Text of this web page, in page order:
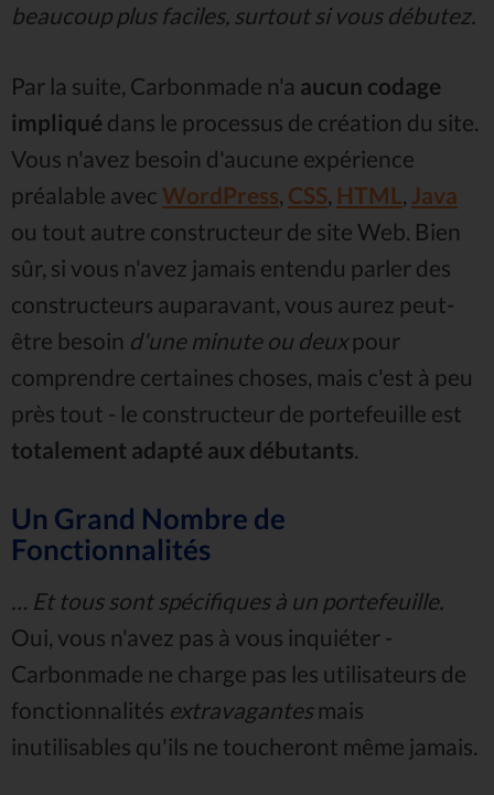
beaucoup plus faciles, surtout si vous débutez.
Par la suite, Carbonmade n'a aucun codage
impliqué dans le processus de création du site.
Vous n'avez besoin d'aucune expérience
préalable avec WordPress, CSS, HTML, Java
ou tout autre constructeur de site Web. Bien
sûr, si vous n'avez jamais entendu parler des
constructeurs auparavant, vous aurez peut-
être besoin d'une minute ou deuxpour
comprendre certaines choses, mais c'est à peu
près tout - le constructeur de portefeuille est
totalement adapté aux débutants.
Un Grand Nombre de
Fonctionnalités
… Et tous sont spécifiques à un portefeuille.
Oui, vous n'avez pas à vous inquiéter -
Carbonmade ne charge pas les utilisateurs de
fonctionnalités extravagantes mais
inutilisables qu'ils ne toucheront même jamais.